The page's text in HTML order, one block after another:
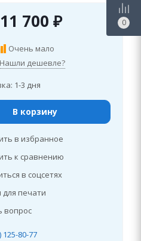
11 700 ₽
Очень мало
Нашли дешевле?
1-3 дня
В корзину
в избранное
к сравнению
в соцсетях
для печати
вопрос
125-80-77
0